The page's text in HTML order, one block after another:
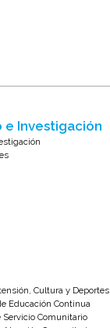
e Investigación
Cultura y Deportes
Educación Continua
Servicio Comunitario